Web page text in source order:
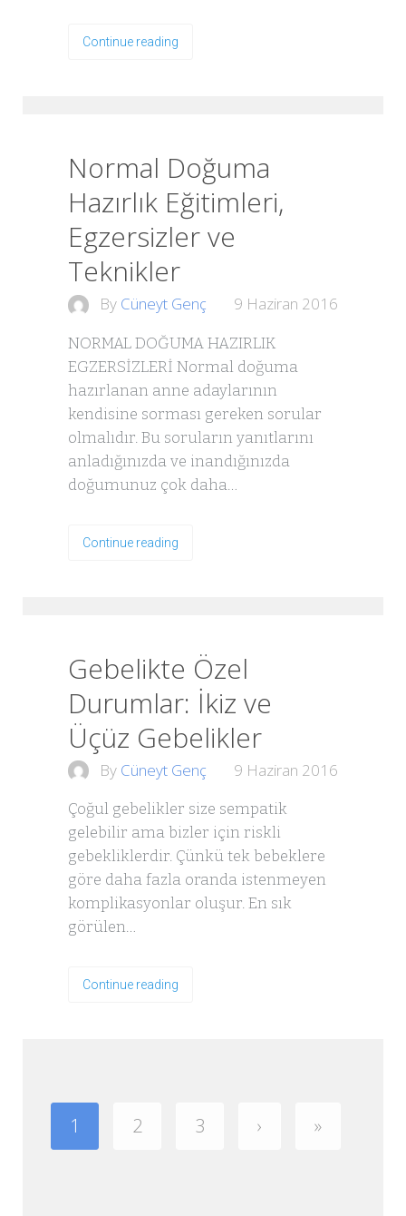
Continue reading
Normal Doğuma
Hazırlık Eğitimleri,
Egzersizler ve
Teknikler
By Cüneyt Genç 9 Haziran 2016
NORMAL DOĞUMA HAZIRLIK
EGZERSİZLERİ Normal doğuma
hazırlanan anne adaylarının
kendisine sorması gereken sorular
olmalıdır. Bu soruların yanıtlarını
anladığınızda ve inandığınızda
doğumunuz çok daha…
Continue reading
Gebelikte Özel
Durumlar: İkiz ve
Üçüz Gebelikler
By Cüneyt Genç 9 Haziran 2016
Çoğul gebelikler size sempatik
gelebilir ama bizler için riskli
gebekliklerdir. Çünkü tek bebeklere
göre daha fazla oranda istenmeyen
komplikasyonlar oluşur. En sık
görülen…
Continue reading
1 2 3 › »